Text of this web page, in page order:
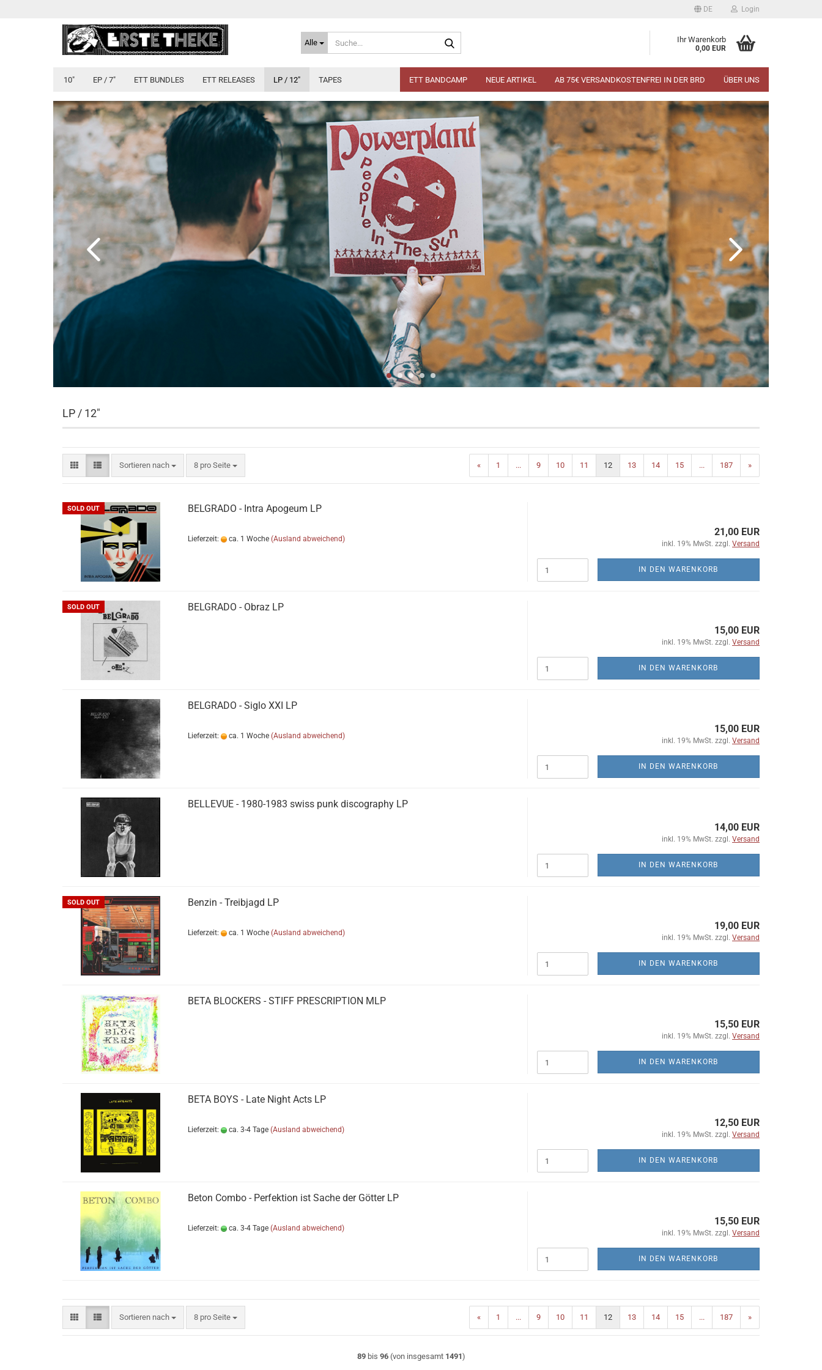
DE Login
Alle Ihr Warenkorb
0,00 EUR
10" EP / 7" ETT BUNDLES ETT RELEASES LP / 12" TAPES ETT BANDCAMP NEUE ARTIKEL AB 75€ VERSANDKOSTENFREI IN DER BRD ÜBER UNS
LP / 12"
Sortieren nach
Sortieren nach 8 pro Seite
pro Seite « 1 ... 9 10 11 12 13 14 15 ... 187 »
SOLD OUT BELGRADO - Intra Apogeum LP
Lieferzeit: ca. 1 Woche (Ausland abweichend)
21,00 EUR
inkl. 19% MwSt. zzgl. Versand
IN DEN WARENKORB
SOLD OUT
BELGRADO - Obraz LP
15,00 EUR
inkl. 19% MwSt. zzgl. Versand
IN DEN WARENKORB
BELGRADO - Siglo XXI LP
Lieferzeit: ca. 1 Woche (Ausland abweichend)
15,00 EUR
inkl. 19% MwSt. zzgl. Versand
IN DEN WARENKORB
BELLEVUE - 1980-1983 swiss punk discography LP
14,00 EUR
inkl. 19% MwSt. zzgl. Versand
IN DEN WARENKORB
SOLD OUT Benzin - Treibjagd LP
Lieferzeit: ca. 1 Woche (Ausland abweichend)
19,00 EUR
inkl. 19% MwSt. zzgl. Versand
IN DEN WARENKORB
BETA BLOCKERS - STIFF PRESCRIPTION MLP
15,50 EUR
inkl. 19% MwSt. zzgl. Versand
IN DEN WARENKORB
BETA BOYS - Late Night Acts LP
Lieferzeit: ca. 3-4 Tage (Ausland abweichend)
12,50 EUR
inkl. 19% MwSt. zzgl. Versand
IN DEN WARENKORB
Beton Combo - Perfektion ist Sache der Götter LP
Lieferzeit: ca. 3-4 Tage (Ausland abweichend)
15,50 EUR
inkl. 19% MwSt. zzgl. Versand
IN DEN WARENKORB
Sortieren nach
Sortieren nach 8 pro Seite
pro Seite « 1 ... 9 10 11 12 13 14 15 ... 187 »
89bis 96(von insgesamt 1491)